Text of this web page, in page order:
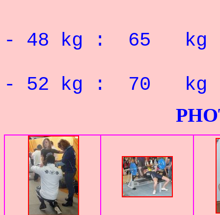
- 48 kg : 65 kg
- 52 kg : 70 kg
PHOTOS